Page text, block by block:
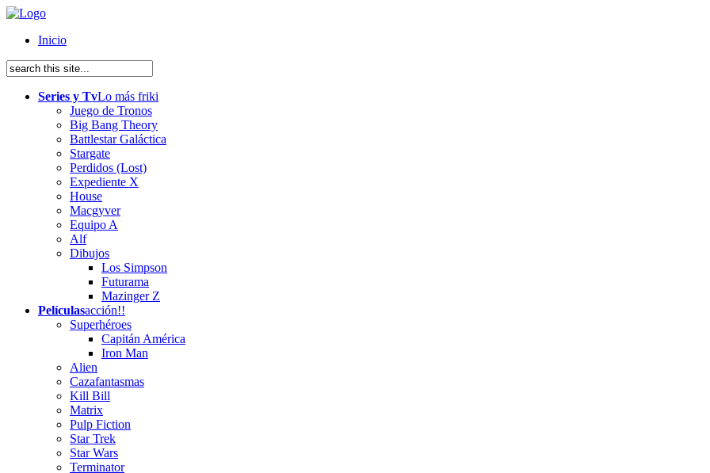
Inicio
Series y TvLo más friki
Juego de Tronos
Big Bang Theory
Battlestar Galáctica
Stargate
Perdidos (Lost)
Expediente X
House
Macgyver
Equipo A
Alf
Dibujos
Los Simpson
Futurama
Mazinger Z
Películasacción!!
Superhéroes
Capitán América
Iron Man
Alien
Cazafantasmas
Kill Bill
Matrix
Pulp Fiction
Star Trek
Star Wars
Terminator